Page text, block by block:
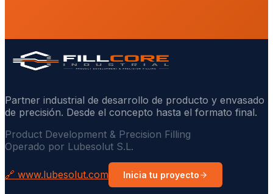
Partner industrial de desarrollo de producto y envasado
de precisión. Desde el concepto hasta el formato final.
Product Development & Precision Filling
Operado por Lubesolut S.L.
🔗 www.lubesolut.com Inicia tu proyecto